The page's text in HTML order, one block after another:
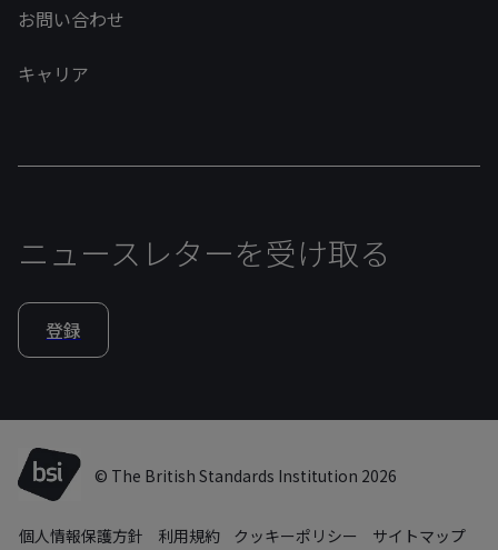
お問い合わせ
キャリア
ニュースレターを受け取る
登録
© The British Standards Institution 2026
個人情報保護方針 利用規約 クッキーポリシー
サイトマップ